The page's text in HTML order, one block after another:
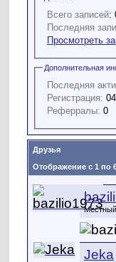
Всего записей:
Последняя
Просмотреть
Дополнительная
Последняя
Регистрация:
Реферралы: 0
Друзья
Отображение с 1 по
Местный
Jeka